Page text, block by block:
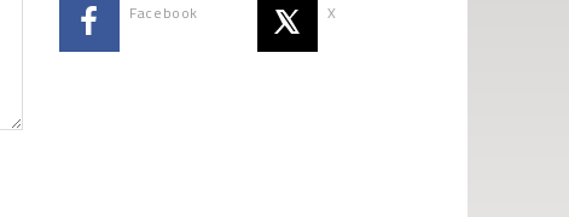
Facebook X